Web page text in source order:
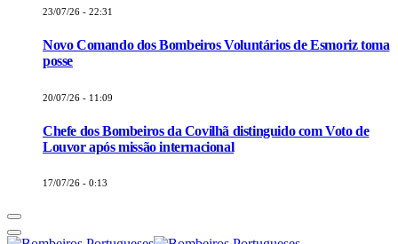
23/07/26 - 22:31
Novo Comando dos Bombeiros Voluntários de Esmoriz toma
posse
20/07/26 - 11:09
Chefe dos Bombeiros da Covilhã distinguido com Voto de
Louvor após missão internacional
17/07/26 - 0:13